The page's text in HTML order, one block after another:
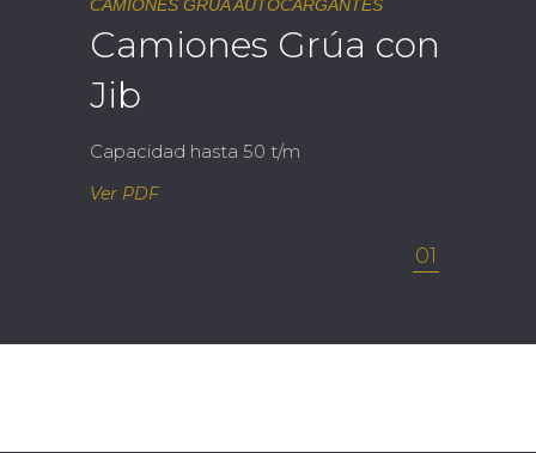
CAMIONES GRUA AUTOCARGANTES
Camiones Grúa con
Jib
Capacidad hasta 50 t/m
Ver PDF
01